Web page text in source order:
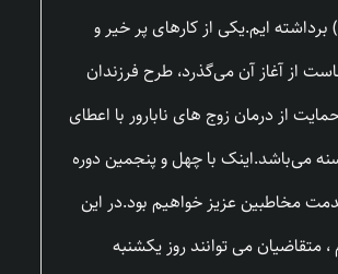
برداشته ایم.یکی از کارهای پر خیر و
از آغاز آن می‌گذرد، طرح فرزندان
از درمان زوج های نابارور با اعطای
می‌باشد.اینک با چهل و پنجمین دوره
مخاطبین عزیز خواهیم بود.در این
متقاضیان می توانند روز یکشنبه